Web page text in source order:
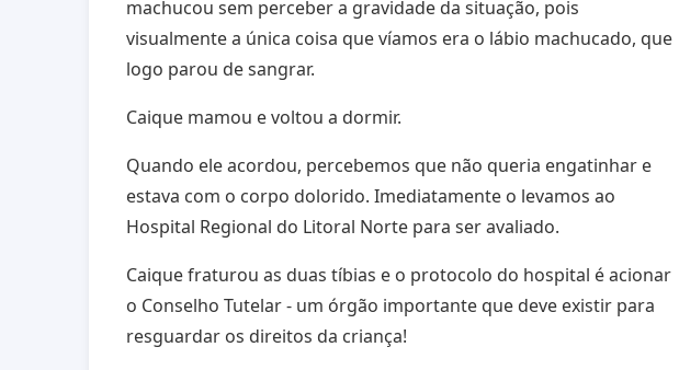
machucou sem perceber a gravidade da situação, pois
visualmente a única coisa que víamos era o lábio machucado, que
logo parou de sangrar.
Caique mamou e voltou a dormir.
Quando ele acordou, percebemos que não queria engatinhar e
estava com o corpo dolorido. Imediatamente o levamos ao
Hospital Regional do Litoral Norte para ser avaliado.
Caique fraturou as duas tíbias e o protocolo do hospital é acionar
o Conselho Tutelar - um órgão importante que deve existir para
resguardar os direitos da criança!